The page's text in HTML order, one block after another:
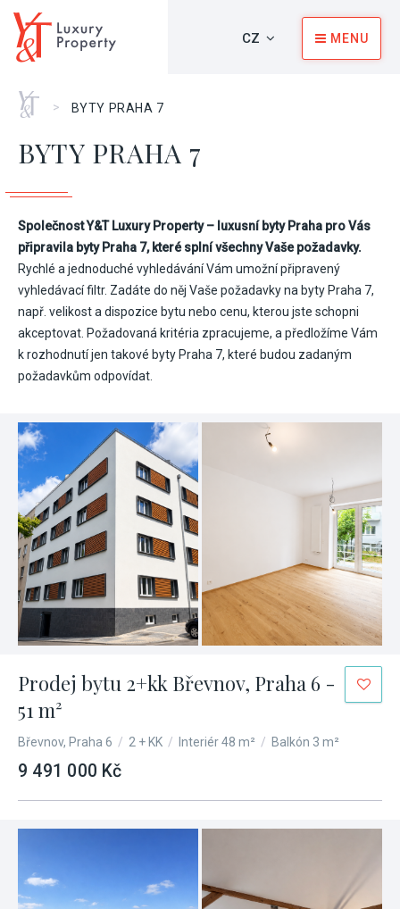
CZ MENU
Home
> BYTY PRAHA 7
BYTY PRAHA 7
SpolečnostY&T Luxury Property – luxusní byty Praha pro Vás
připravila byty Praha 7, které splní všechny Vaše požadavky.
Rychlé a jednoduché vyhledávání Vám umožní připravený
vyhledávací filtr. Zadáte do něj Vaše požadavky na byty Praha 7,
např. velikost a dispozice bytu nebo cenu, kterou jste schopni
akceptovat. Požadovaná kritéria zpracujeme, a předložíme Vám
k rozhodnutí jen takové byty Praha 7, které budou zadaným
požadavkům odpovídat.
Prodej bytu 2+kk Břevnov, Praha 6 -
51 m²
Břevnov, Praha 6 / 2 + KK / Interiér 48 m² / Balkón 3 m²
9 491 000 Kč